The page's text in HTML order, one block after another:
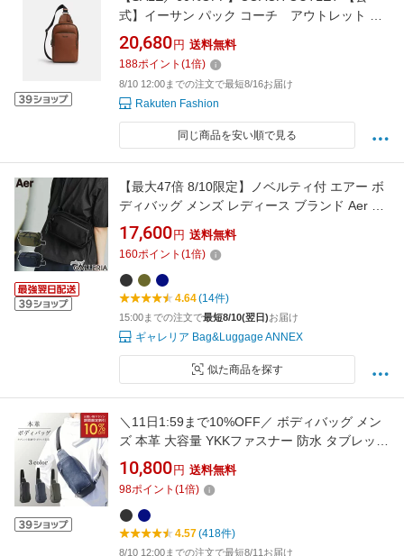
式】イーサン パック コーチ アウトレット バ
ッグ ボディバッグ・ウエストポーチ ブラウン
【送料無料】
20,680 円 送料無料
188ポイント (1倍)
8/10 12:00までの注文で最短8/16お届け
Rakuten Fashion
同じ商品を安い順で見る
【最大47倍 8/10限定】ノベルティ付 エアー ボ
ディバッグ メンズ レディース ブランド Aer か
っこいい 小さめ 横型 スリングバッグ 斜めがけ
ショルダー タブレット 8.3inch 旅行 斜めがけバ
ッグ 2.5L Travel Collection Day Sling 4
17,600 円 送料無料
160ポイント (1倍)
4.64(14件)
15:00までの注文で最短8/10(翌日)お届け
ギャレリア Bag&Luggage ANNEX
似た商品を探す
＼11日1:59まで10%OFF／ ボディバッグ メン
ズ 本革 大容量 YKKファスナー 防水 タブレット
収納 レザー 革 イタリア型押しレザー ワンショ
ルダー 大きめ おしゃれ 斜め掛け 多機能 男性
ブランド ギフト 紳士用 プレゼント おすすめ 人
気 デート アウトドア 長財布
10,800 円 送料無料
98ポイント (1倍)
4.57(418件)
8/10 12:00までの注文で最短8/11お届け